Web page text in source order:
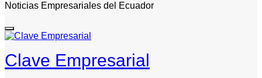
Noticias Empresariales del Ecuador
Clave Empresarial